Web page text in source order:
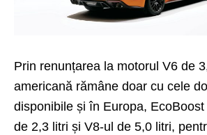
Prin renunțarea la motorul V6 de
americană rămâne doar cu cele
disponibile și în Europa,
de 2,3 litri și V8-ul de 5,0 litri,